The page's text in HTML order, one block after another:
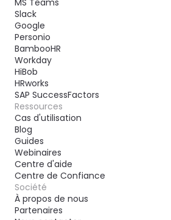
MS Teams
Slack
Google
Personio
BambooHR
Workday
HiBob
HRworks
SAP SuccessFactors
Ressources
Cas d'utilisation
Blog
Guides
Webinaires
Centre d'aide
Centre de Confiance
Société
À propos de nous
Partenaires